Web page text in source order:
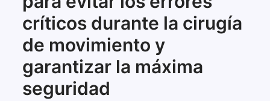
críticos durante la cirugía
de movimiento y
garantizar la máxima
seguridad